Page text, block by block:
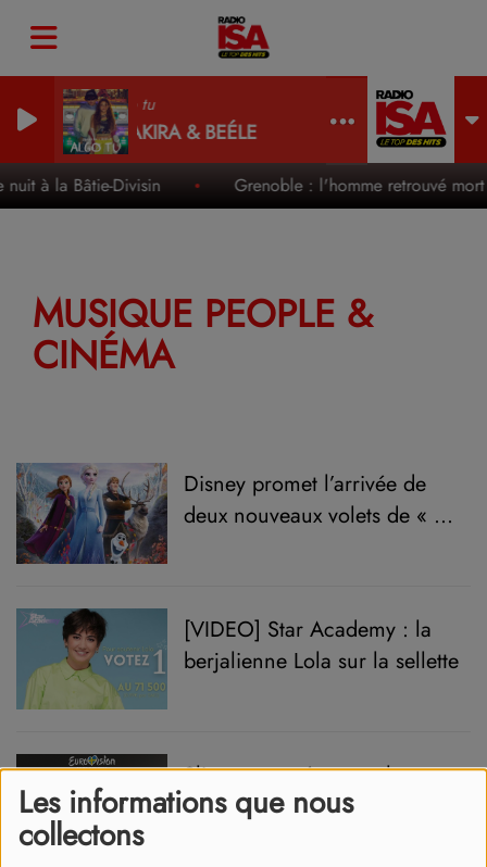
Les informations que nous
collectons
Algo tu
SHAKIRA & BEÉLE
à la Bâtie-Divisin Grenoble : l'homme retrouvé
MUSIQUE PEOPLE &
CINÉMA
Disney promet l’arrivée de
deux nouveaux volets de « La
[VIDEO] Star Academy : la
berjalienne Lola sur la sellette
Slimane représentera la
France à l'Eurovision